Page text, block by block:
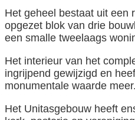
Het geheel bestaat uit een
opgezet blok van drie
een smalle tweelaags
Het interieur van het
ingrijpend gewijzigd en
monumentale waarde meer.
Het Unitasgebouw heeft